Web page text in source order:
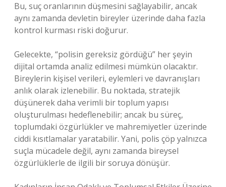
Bu, suç oranlarının düşmesini sağlayabilir, ancak
aynı zamanda devletin bireyler üzerinde daha fazla
kontrol kurması riski doğurur.
Gelecekte, “polisin gereksiz gördüğü” her şeyin
dijital ortamda analiz edilmesi mümkün olacaktır.
Bireylerin kişisel verileri, eylemleri ve davranışları
anlık olarak izlenebilir. Bu noktada, stratejik
düşünerek daha verimli bir toplum yapısı
oluşturulması hedeflenebilir; ancak bu süreç,
toplumdaki özgürlükler ve mahremiyetler üzerinde
ciddi kısıtlamalar yaratabilir. Yani, polis çöp yalnızca
suçla mücadele değil, aynı zamanda bireysel
özgürlüklerle de ilgili bir soruya dönüşür.